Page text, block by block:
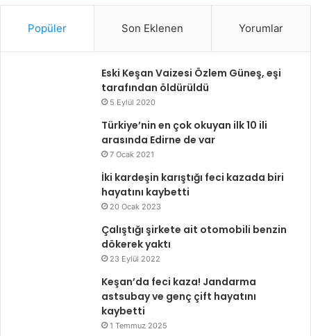
Popüler Son Eklenen Yorumlar
Eski Keşan Vaizesi Özlem Güneş, eşi
tarafından öldürüldü
5 Eylül 2020
Türkiye’nin en çok okuyan ilk 10 ili
arasında Edirne de var
7 Ocak 2021
İki kardeşin karıştığı feci kazada biri
hayatını kaybetti
20 Ocak 2023
Çalıştığı şirkete ait otomobili benzin
dökerek yaktı
23 Eylül 2022
Keşan’da feci kaza! Jandarma
astsubay ve genç çift hayatını
kaybetti
1 Temmuz 2025